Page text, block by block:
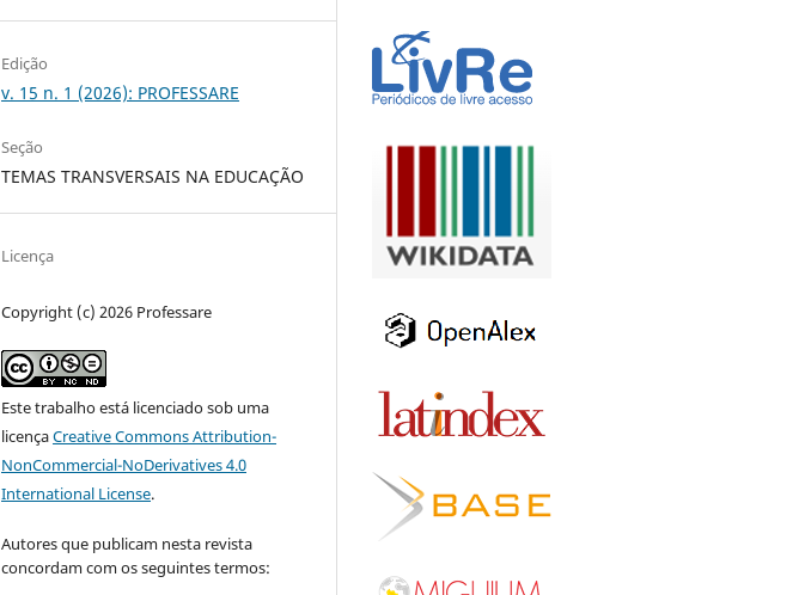
Edição
v. 15 n. 1 (2026): PROFESSARE
Seção
TEMAS TRANSVERSAIS NA EDUCAÇÃO
Licença
Copyright (c) 2026 Professare
Este trabalho está licenciado sob uma
licençaCreative Commons Attribution-
NonCommercial-NoDerivatives 4.0
International License.
Autores que publicam nesta revista
concordam com os seguintes termos: